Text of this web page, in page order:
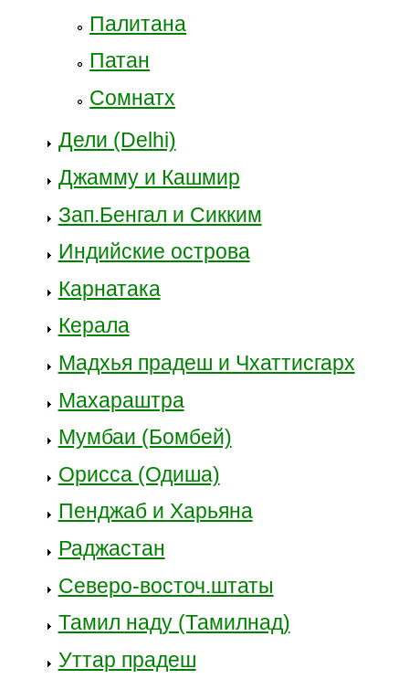
Палитана
Патан
Сомнатх
Дели (Delhi)
Джамму и Кашмир
Зап.Бенгал и Сикким
Индийские острова
Карнатака
Керала
Мадхья прадеш и Чхаттисгарх
Махараштра
Мумбаи (Бомбей)
Орисса (Одиша)
Пенджаб и Харьяна
Раджастан
Северо-восточ.штаты
Тамил наду (Тамилнад)
Уттар прадеш